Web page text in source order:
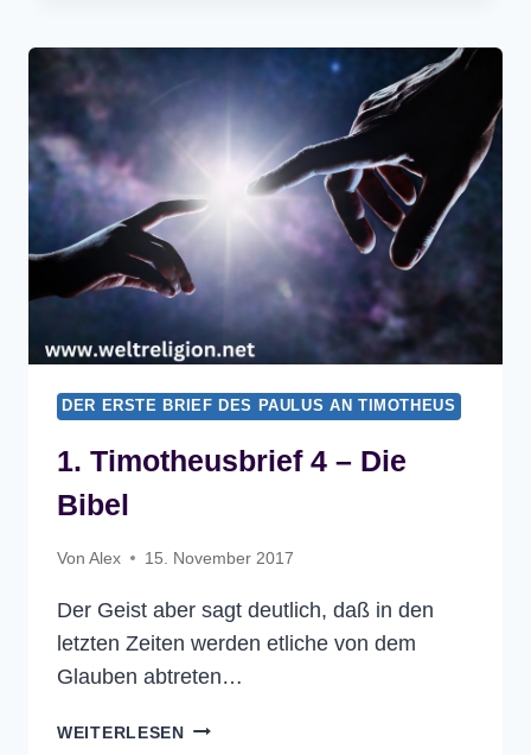
BIBEL
DER ERSTE BRIEF DES PAULUS AN TIMOTHEUS
1. Timotheusbrief 4 – Die
Bibel
Von Alex 15. November 2017
Der Geist aber sagt deutlich, daß in den
letzten Zeiten werden etliche von dem
Glauben abtreten…
WEITERLESEN 1.